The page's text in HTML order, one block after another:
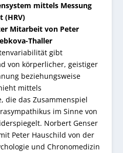
mittels Messung
(HRV)
Mitarbeit von Peter
Thaller
gibt
von körperlicher, geistiger
beziehungsweise
mittels
die das Zusammenspiel
im Sinne von
Norbert Genser
Peter Hauschild von der
und Chronomedizin